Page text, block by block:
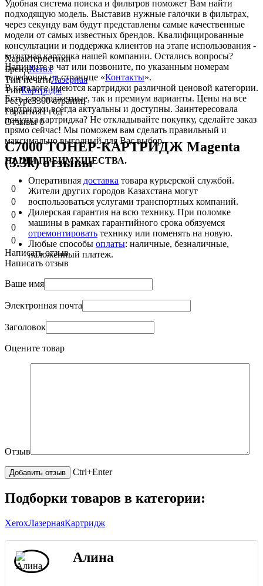
Удобная система поиска и фильтров поможет Вам найти
подходящую модель. Выставив нужные галочки в фильтрах,
через секунду вам будут представлены самые качественные
модели от самых известных брендов. Квалифицированные
консультации и поддержка клиентов на этапе использования -
визитная карточка нашей компании. Остались вопросы?
Напишите в чат или позвоните, по указанным номерам
телефонов на странице «Контакты».
В каталоге имеются картриджи различной ценовой категории.
Есть как бюджетные, так и премиум варианты. Цены на все
картриджи всегда актуальны и доступны. Заинтересовала
покупка картриджа? Не откладывайте покупку, сделайте заказ
прямо сейчас! Мы поможем вам сделать правильный и
максимально выгодный для Вас выбор.
НАШИ ПРЕИМУЩЕСТВА.
Оперативная доставка товара курьерской службой.
Жители других городов Казахстана могут
воспользоваться услугами транспортных компаний.
Дилерская гарантия на всю технику. При поломке
машины в рамках гарантийного срока обязуемся
отремонтировать технику или поменять на новую.
Любые способы оплаты: наличные, безналичные,
наложенный платеж.
Характеристики
БрендXerox
Тип печатиЛазерная
ТипКартридж
Ресурс3300 страниц
Гарантия1 год
Отзывы0
C7000 ТОНЕР-КАРТРИДЖ Magenta
(3.3k) отзывы
0
0
0
0
0
Написать отзыв
Написать отзыв
Ваше имя
Электронная почта
Заголовок
Оцените товар
Отзыв
Ctrl+Enter
Подборки товаров в категории:
XeroxЛазернаяКартридж
Алина